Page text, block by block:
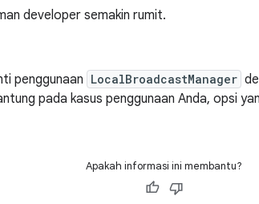
developer semakin rumit.
penggunaan LocalBroadcastManager
pada kasus penggunaan Anda, opsi
Apakah informasi ini membantu?